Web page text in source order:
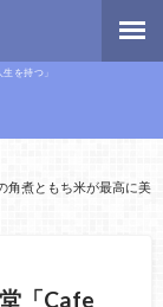
を持つ」
角煮ともち米が最高に美
「Cafe